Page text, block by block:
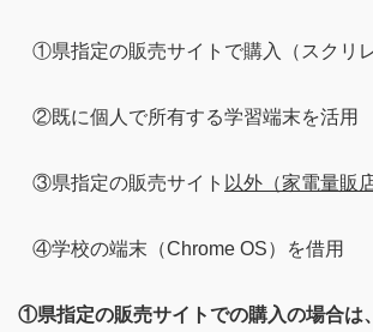
①県指定の販売サイトで購入（スクリ
②既に個人で所有する学習端末を活用
③県指定の販売サイト 以外（家電量販
④学校の端末（Chrome OS）を借用
①県指定の販売サイトでの購入の場合は、